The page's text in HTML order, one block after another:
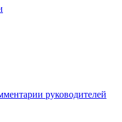
руководителей